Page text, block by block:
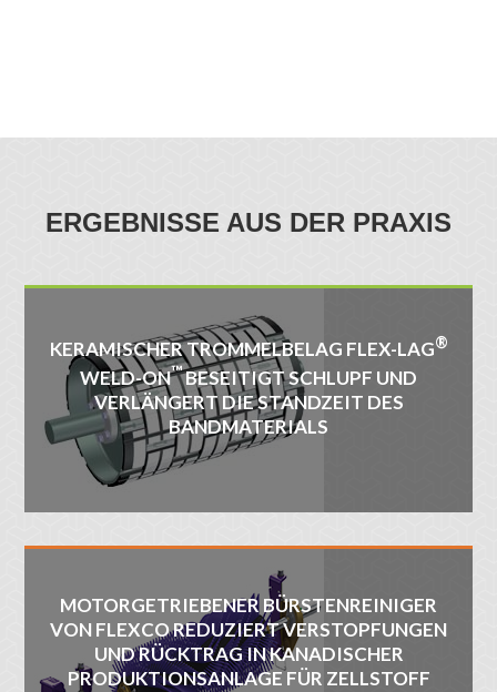
ERGEBNISSE AUS DER PRAXIS
KERAMISCHER TROMMELBELAG FLEX-LAG®
WELD-ON™BESEITIGT SCHLUPF UND
VERLÄNGERT DIE STANDZEIT DES
BANDMATERIALS
MOTORGETRIEBENER BÜRSTENREINIGER
VON FLEXCO REDUZIERT VERSTOPFUNGEN
UND RÜCKTRAG IN KANADISCHER
PRODUKTIONSANLAGE FÜR ZELLSTOFF